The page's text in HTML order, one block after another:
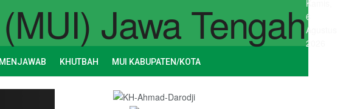
Kamis,
6
Agustus
2026
KHUTBAH MUI KABUPATEN/KOTA